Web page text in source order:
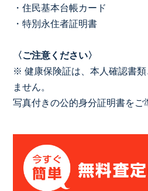
・住民基本台帳カード
・特別永住者証明書
〈ご注意ください〉
※ 健康保険証は、本人確認書
ません。
写真付きの公的身分証明書をご